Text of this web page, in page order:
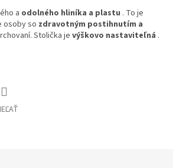
a odolného hliníka a plastu . To je
osoby so zdravotným postihnutím a
Stolička je výškovo nastaviteľná .